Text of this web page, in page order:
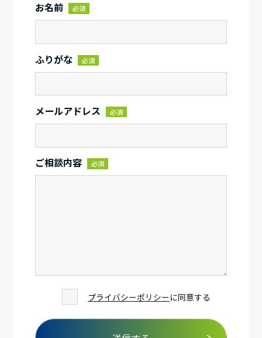
お名前 必須
ふりがな 必須
メールアドレス 必須
ご相談内容 必須
プライバシーポリシー に同意する